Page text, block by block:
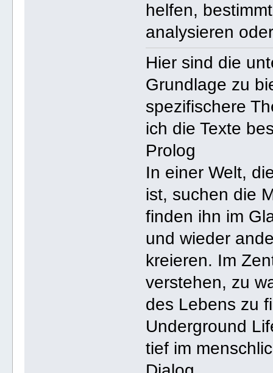
helfen,
analysieren
Hier sind die
Grundlage zu
spezifischere
ich die Texte
Prolog
In einer Welt,
ist, suchen die
finden ihn im
und wieder
kreieren. Im
verstehen, zu
des Lebens zu
Underground
tief im